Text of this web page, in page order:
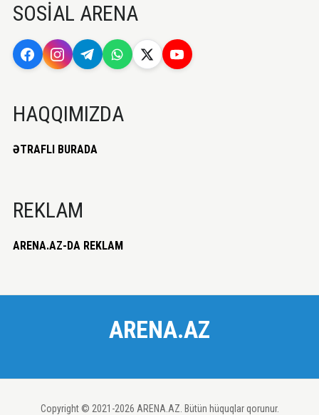
SOSİAL ARENA
HAQQIMIZDA
ƏTRAFLI BURADA
REKLAM
ARENA.AZ-DA REKLAM
ARENA.AZ
Copyright © 2021-2026 ARENA.AZ. Bütün hüquqlar qorunur.